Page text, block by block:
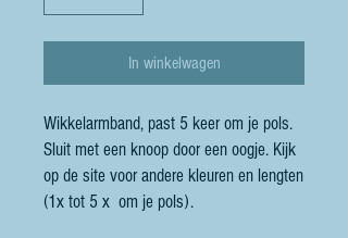
In winkelwagen
Wikkelarmband, past 5 keer om je pols.
Sluit met een knoop door een oogje. Kijk
op de site voor andere kleuren en lengten
(1x tot 5 x om je pols).